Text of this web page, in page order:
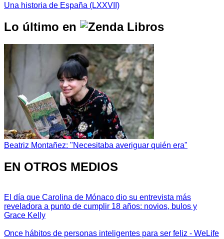
Una historia de España (LXXVII)
Lo último en
Beatriz Montañez: "Necesitaba averiguar quién era"
EN OTROS MEDIOS
El día que Carolina de Mónaco dio su entrevista más
reveladora a punto de cumplir 18 años: novios, bulos y
Grace Kelly
Once hábitos de personas inteligentes para ser feliz - WeLife